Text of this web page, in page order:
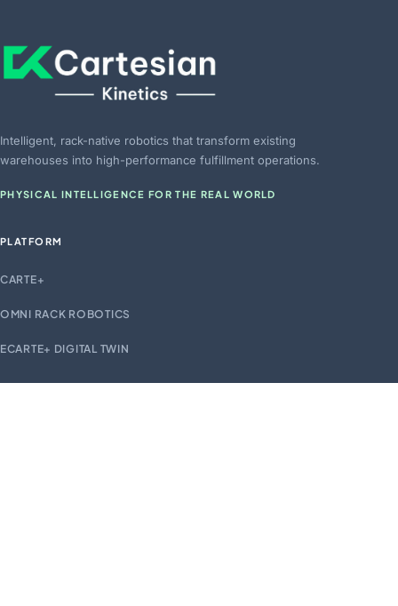
Intelligent, rack-native robotics that transform existing
warehouses into high-performance fulfillment operations.
PHYSICAL INTELLIGENCE FOR THE REAL WORLD
PLATFORM
CARTE+
OMNI RACK ROBOTICS
ECARTE+ DIGITAL TWIN